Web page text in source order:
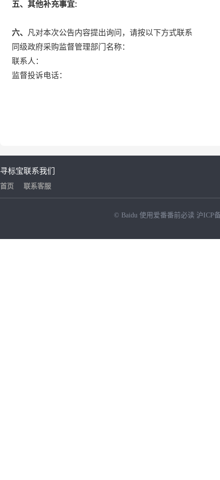
五、其他补充事宜:
六、
凡对本次公告内容提出询问，请按以下方式联系
同级政府采购监督管理部门名称：
联系人：
监督投诉电话：
寻标宝
首页
联系我们
联系客服
© Baidu 使用爱番番前必读 沪ICP